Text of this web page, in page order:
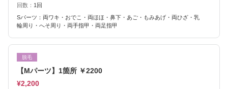
回数： 1回
Sパーツ：両ワキ・おでこ・両ほほ・鼻下・あご・もみあげ・両ひざ・乳
輪周り・へそ周り・両手指甲・両足指甲
脱毛
【Mパーツ】1箇所 ￥2200
¥2,200